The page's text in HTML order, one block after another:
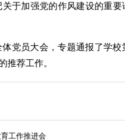
于加强党的作风建设的重
党员大会，专题通报了学
推荐工作。
工作推进会